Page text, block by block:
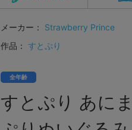
メーカー：
Strawberry Prince
作品： すとぷり
全年齢
すとぷり あに